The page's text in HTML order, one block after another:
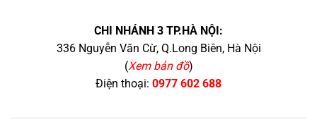
CHI NHÁNH 3 TP.HÀ NỘI:
336 Nguyễn Văn Cừ, Q.Long Biên, Hà Nội
(Xem bản đồ)
Điện thoại: 0977 602 688